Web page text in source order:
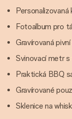
Fotoalbum pro
Gravírovaná
Svinovací metr
Praktická BBQ
Gravírované
Sklenice na